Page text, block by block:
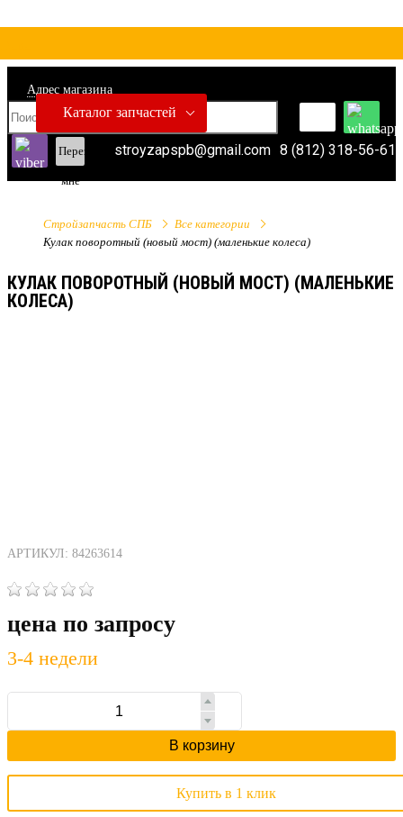
Адрес магазина
Перезвонить
мне
8 (812) 318-56-61
stroyzapspb@gmail.com
Каталог запчастей
Стройзапчасть СПБ
Все категории
Кулак поворотный (новый мост) (маленькие колеса)
КУЛАК ПОВОРОТНЫЙ (НОВЫЙ МОСТ) (МАЛЕНЬКИЕ
КОЛЕСА)
АРТИКУЛ: 84263614
цена по запросу
3-4 недели
В корзину
Купить в 1 клик